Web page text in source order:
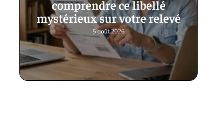
comprendre ce libellé
mystérieux sur votre relevé
5 août 2026